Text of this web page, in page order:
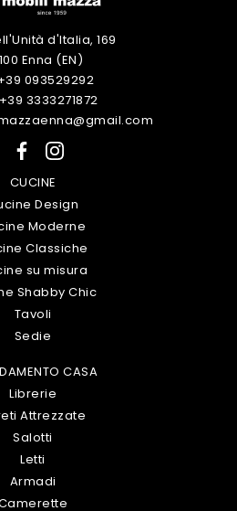
d'Italia, 169
Enna (EN)
093529292
3333271872
CUCINE
Design
Moderne
Classiche
su misura
Shabby Chic
Tavoli
Sedie
CASA
Librerie
Attrezzate
Salotti
Letti
Armadi